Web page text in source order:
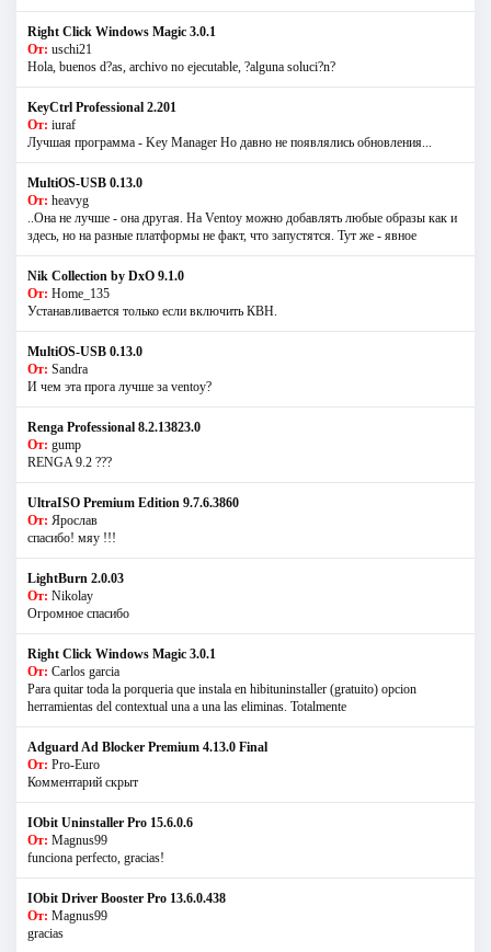
Right Click Windows Magic 3.0.1
От: uschi21
Hola, buenos d?as, archivo no ejecutable, ?alguna soluci?n?
KeyCtrl Professional 2.201
От: iuraf
Лучшая программа - Key Manager Но давно не появлялись обновления...
MultiOS-USB 0.13.0
От: heavyg
..Она не лучше - она другая. На Ventoy можно добавлять любые образы как и
здесь, но на разные платформы не факт, что запустятся. Тут же - явное
Nik Collection by DxO 9.1.0
От: Home_135
Устанавливается только если включить КВН.
MultiOS-USB 0.13.0
От: Sandra
И чем эта прога лучше за ventoy?
Renga Professional 8.2.13823.0
От: gump
RENGA 9.2 ???
UltraISO Premium Edition 9.7.6.3860
От: Ярослав
спасибо! мяу !!!
LightBurn 2.0.03
От: Nikolay
Огромное спасибо
Right Click Windows Magic 3.0.1
От: Carlos garcia
Para quitar toda la porqueria que instala en hibituninstaller (gratuito) opcion
herramientas del contextual una a una las eliminas. Totalmente
Adguard Ad Blocker Premium 4.13.0 Final
От: Pro-Euro
Комментарий скрыт
IObit Uninstaller Pro 15.6.0.6
От: Magnus99
funciona perfecto, gracias!
IObit Driver Booster Pro 13.6.0.438
От: Magnus99
gracias